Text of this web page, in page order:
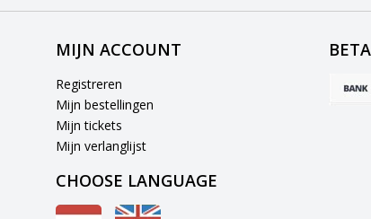
MIJN ACCOUNT
Registreren
Mijn bestellingen
Mijn tickets
Mijn verlanglijst
CHOOSE LANGUAGE